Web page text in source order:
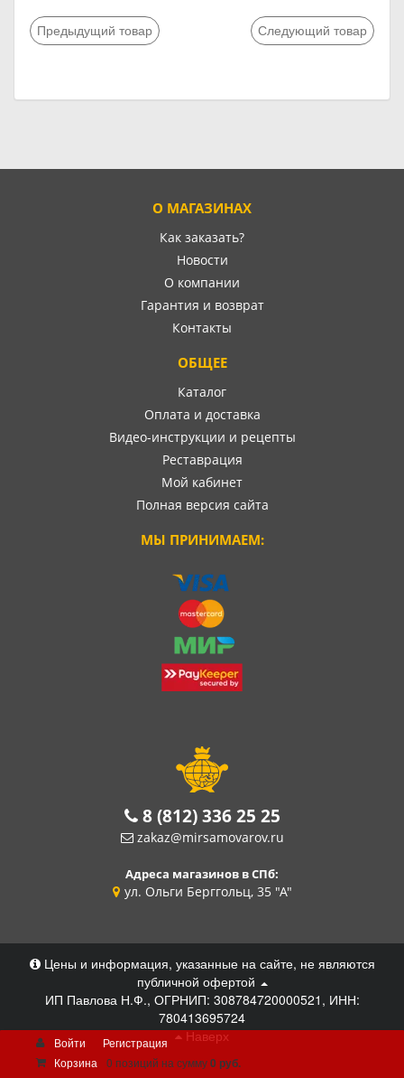
Предыдущий товар Следующий товар
О МАГАЗИНАХ
Как заказать?
Новости
О компании
Гарантия и возврат
Контакты
ОБЩЕЕ
Каталог
Оплата и доставка
Видео-инструкции и рецепты
Реставрация
Мой кабинет
Полная версия сайта
МЫ ПРИНИМАЕМ:
8 (812) 336 25 25
zakaz@mirsamovarov.ru
Адреса магазинов в СПб:
ул. Ольги Берггольц, 35 "А"
Цены и информация, указанные на сайте, не являются
публичной офертой
ИП Павлова Н.Ф., ОГРНИП: 308784720000521, ИНН:
780413695724
Наверх
Войти
Регистрация
Корзина
0 позиций на сумму0 руб.